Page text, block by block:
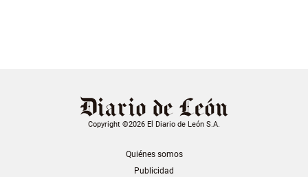
Copyright ©2026 El Diario de León S.A.
Quiénes somos
Publicidad